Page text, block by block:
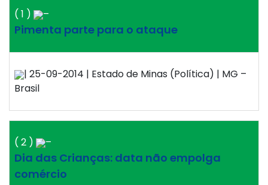
( 1 ) –
Pimenta parte para o ataque
| 25-09-2014 | Estado de Minas (Política) | MG –
Brasil
( 2 ) –
Dia das Crianças: data não empolga
comércio